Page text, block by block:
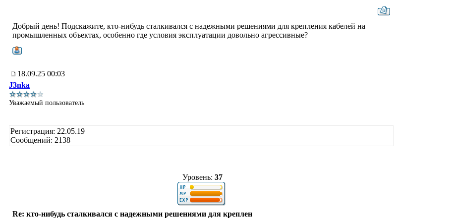
Добрый день! Подскажите, кто-нибудь сталкивался с надежными решениями для крепления кабелей на
промышленных объектах, особенно где условия эксплуатации довольно агрессивные?
18.09.25 00:03
J3nka
Уважаемый пользователь
Регистрация: 22.05.19
Сообщений: 2138
Уровень: 37
Re: кто-нибудь сталкивался с надежными решениями для креплен